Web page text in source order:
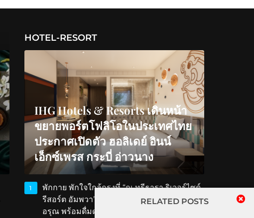
RELATED POSTS
HOTEL-RESORT
IHG Hotels & Resorts เดินหน้า
ขยายพอร์ตโฟลิโอในประเทศไทย
ประกาศเปิดตัว ฮอลิเดย์ อินน์
เอ็กซ์เพรส กระบี่ อ่าวนาง
1
พักกาย พักใจใกล้กรุงที่ “ณ ทรีธารา ริเวอร์ไซด์
รีสอร์ต อัมพวา” สัมผัสวิถีริมน้ำ ตักบาตรรับ
อรุณ พร้อมดื่มด่ำเสน่ห์สมุทรสงคราม